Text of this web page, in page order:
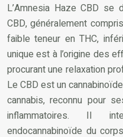
L’Amnesia Haze CBD
CBD, généralement
faible teneur en THC,
unique est à l’origine des
procurant une relaxation
Le CBD est un
cannabis, reconnu pour
inflammatoires. Il
endocannabinoïde du